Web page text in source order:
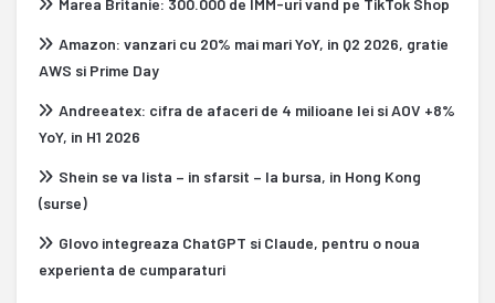
Marea Britanie: 300.000 de IMM-uri vand pe TikTok Shop
Amazon: vanzari cu 20% mai mari YoY, in Q2 2026, gratie
AWS si Prime Day
Andreeatex: cifra de afaceri de 4 milioane lei si AOV +8%
YoY, in H1 2026
Shein se va lista – in sfarsit – la bursa, in Hong Kong
(surse)
Glovo integreaza ChatGPT si Claude, pentru o noua
experienta de cumparaturi